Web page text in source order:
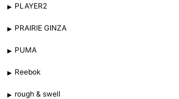
PLAYER2
PRAIRIE GINZA
PUMA
Reebok
rough & swell